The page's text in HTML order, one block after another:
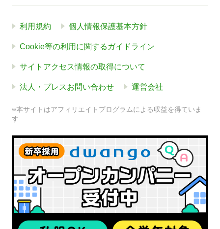
利用規約 個人情報保護基本方針
Cookie等の利用に関するガイドライン
サイトアクセス情報の取得について
法人・プレスお問い合わせ 運営会社
※本サイトはアフィリエイトプログラムによる収益を得ていま
す